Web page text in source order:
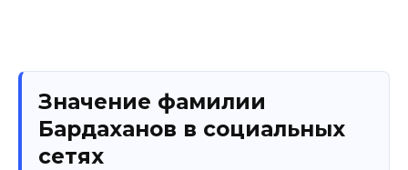
Значение фамилии
Бардаханов в социальных
сетях